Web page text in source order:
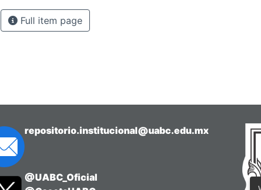
Full item page
repositorio.institucional@uabc.edu.mx
@UABC_Oficial